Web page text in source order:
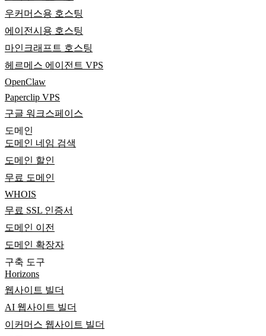
우커머스용 호스팅
에이전시용 호스팅
마인크래프트 호스팅
헤르메스 에이전트 VPS
OpenClaw
Paperclip VPS
구글 워크스페이스
도메인
도메인 네임 검색
도메인 할인
무료 도메인
WHOIS
무료 SSL 인증서
도메인 이전
도메인 확장자
구축 도구
Horizons
웹사이트 빌더
AI 웹사이트 빌더
이커머스 웹사이트 빌더